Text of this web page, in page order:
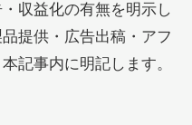
収益化の有無を明示し
提供・広告出稿・アフ
記事内に明記します。